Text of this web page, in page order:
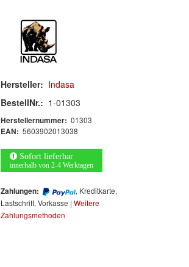
Hersteller: Indasa
BestellNr.: 1-01303
Herstellernummer: 01303
EAN: 5603902013038
Sofort lieferbar
innerhalb von 2-4 Werktagen
Zahlungen:
, Kreditkarte,
Lastschrift, Vorkasse | Weitere
Zahlungsmethoden